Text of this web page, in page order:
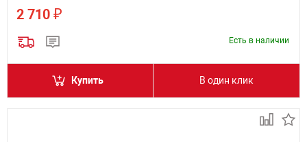
2 710 ₽
Есть в наличии
Купить В один клик